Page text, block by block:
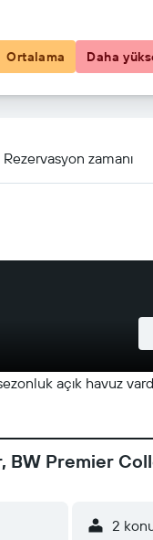
Collection için diğer
Rezervasyon zamanı
açık havuz
BW Premier
2
Ortalama Daha